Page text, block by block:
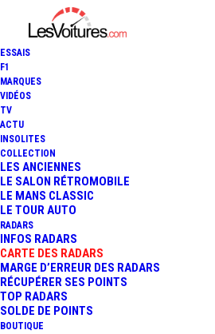
ESSAIS
F1
MARQUES
VIDÉOS
TV
ACTU
INSOLITES
COLLECTION
LES ANCIENNES
LE SALON RÉTROMOBILE
LE MANS CLASSIC
LE TOUR AUTO
RADARS
INFOS RADARS
CARTE DES RADARS
MARGE D’ERREUR DES RADARS
RÉCUPÉRER SES POINTS
TOP RADARS
SOLDE DE POINTS
BOUTIQUE
Kerkweg